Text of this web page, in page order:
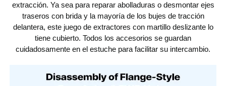
extracción. Ya sea para reparar abolladuras o desmontar ejes
traseros con brida y la mayoría de los bujes de tracción
delantera, este juego de extractores con martillo deslizante lo
tiene cubierto. Todos los accesorios se guardan
cuidadosamente en el estuche para facilitar su intercambio.